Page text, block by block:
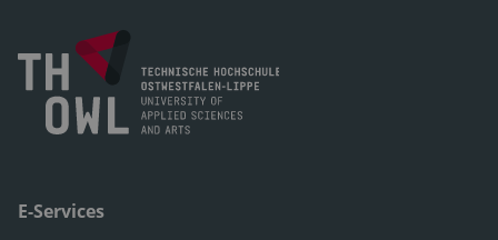
E-Services